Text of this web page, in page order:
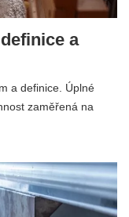
a
a definice. Úplné
zaměřená na